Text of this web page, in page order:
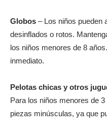
Globos – Los niños pueden
desinflados o rotos.
los niños menores de 8
inmediato.
Pelotas chicas y otros
Para los niños menores de
piezas minúsculas, ya que